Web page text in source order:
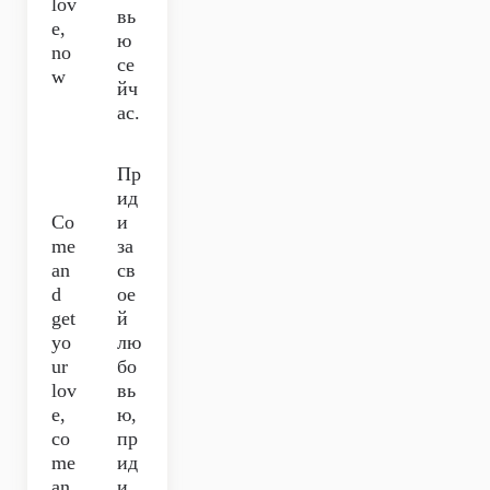
lov
e,
no
w
вь
ю
се
йч
ас.
Co
me
an
d
get
yo
ur
lov
e,
co
me
Пр
ид
и
за
св
ое
й
лю
бо
вь
ю,
пр
ид